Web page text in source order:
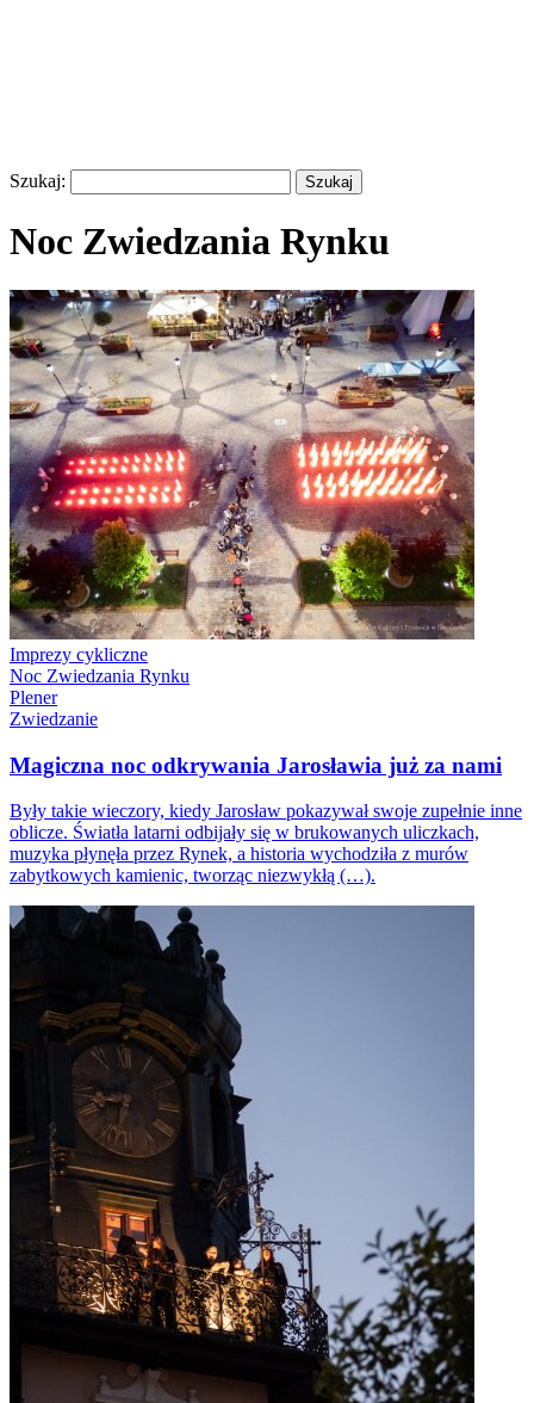
Szukaj:
Noc Zwiedzania Rynku
Imprezy cykliczne
Noc Zwiedzania Rynku
Plener
Zwiedzanie
Magiczna noc odkrywania Jarosławia już za nami
Były takie wieczory, kiedy Jarosław pokazywał swoje zupełnie inne
oblicze. Światła latarni odbijały się w brukowanych uliczkach,
muzyka płynęła przez Rynek, a historia wychodziła z murów
zabytkowych kamienic, tworząc niezwykłą (…).